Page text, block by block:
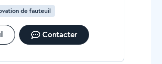
de fauteuil
Contacter